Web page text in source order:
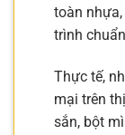
toàn
trình
Thực tế,
mại trên
sắn, bột